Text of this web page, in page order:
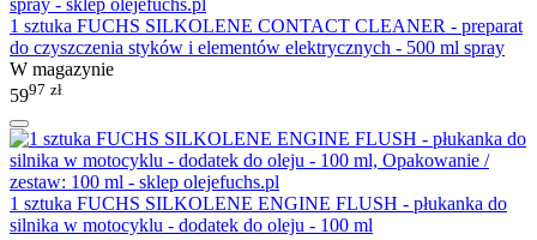
1 sztuka FUCHS SILKOLENE CONTACT CLEANER - preparat
do czyszczenia styków i elementów elektrycznych - 500 ml spray
W magazynie
5997 zł
1 sztuka FUCHS SILKOLENE ENGINE FLUSH - płukanka do
silnika w motocyklu - dodatek do oleju - 100 ml